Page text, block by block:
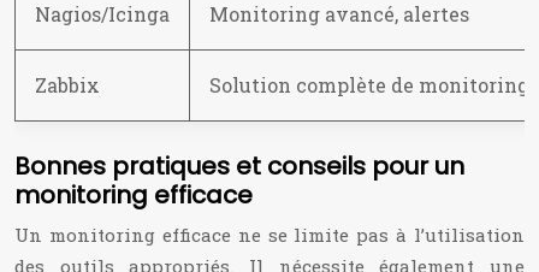
Nagios/Icinga Monitoring avancé, alertes
Zabbix Solution complète de monitoring
Bonnes pratiques et conseils pour un
monitoring efficace
Un monitoring efficace ne se limite pas à l’utilisation
des outils appropriés. Il nécessite également une